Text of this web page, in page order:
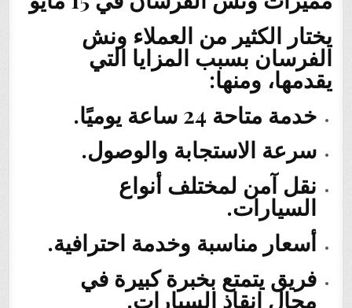
يختار الكثير من العملاء ونش
الفرسان بسبب المزايا التي
يقدمها، ومنها:
خدمة متاحة 24 ساعة يوميًا.
سرعة الاستجابة والوصول.
نقل آمن لمختلف أنواع
السيارات.
أسعار مناسبة وخدمة احترافية.
فريق يتمتع بخبرة كبيرة في
مجال إنقاذ السيارات.